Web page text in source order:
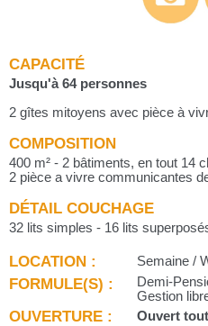
CAPACITÉ
Jusqu'à 64 personnes
2 gîtes mitoyens avec pièce à
COMPOSITION
400 m² - 2 bâtiments, en tout 14
2 pièce a vivre communicantes
DÉTAIL COUCHAGE
32 lits simples - 16 lits
LOCATION : Semaine /
FORMULE(S) :
Demi-
Gestion
OUVERTURE : Ouvert